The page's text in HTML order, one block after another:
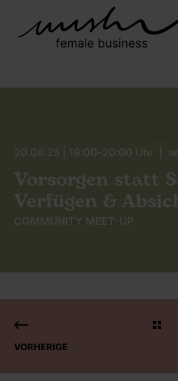
20.08.25 | 19:00-20:00 Uhr |
Vorsorgen statt
Verfügen &
COMMUNITY MEET-UP
VORHERIGE